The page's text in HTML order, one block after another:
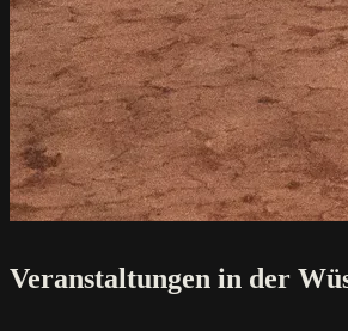
Veranstaltungen in der